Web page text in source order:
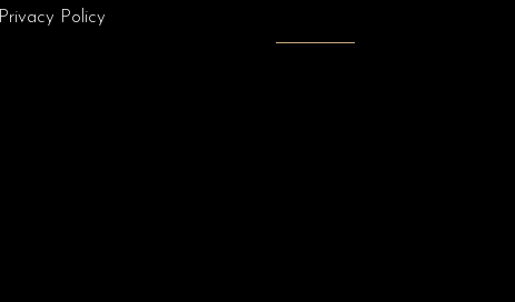
Privacy Policy